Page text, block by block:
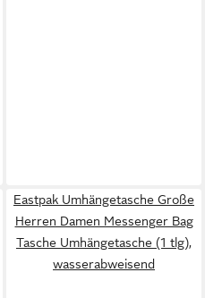
Eastpak Umhängetasche Große
Herren Damen Messenger Bag
Tasche Umhängetasche (1 tlg),
wasserabweisend